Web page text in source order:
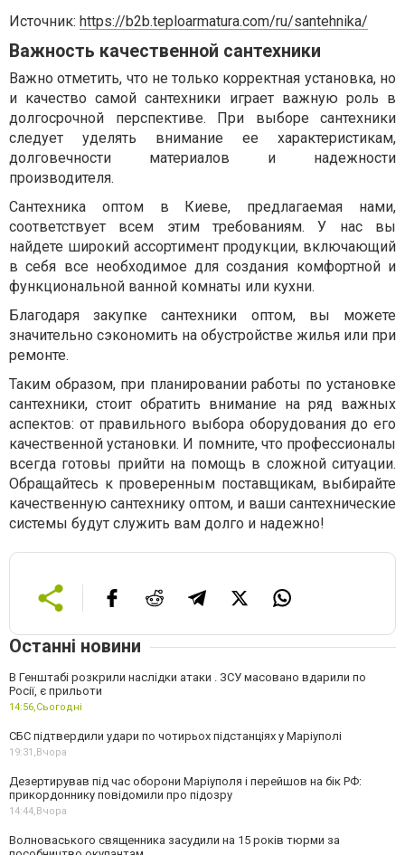
Источник: https://b2b.teploarmatura.com/ru/santehnika/
Важность качественной сантехники
Важно отметить, что не только корректная установка, но
и качество самой сантехники играет важную роль в
долгосрочной перспективе. При выборе сантехники
следует уделять внимание ее характеристикам,
долговечности материалов и надежности
производителя.
Сантехника оптом в Киеве, предлагаемая нами,
соответствует всем этим требованиям. У нас вы
найдете широкий ассортимент продукции, включающий
в себя все необходимое для создания комфортной и
функциональной ванной комнаты или кухни.
Благодаря закупке сантехники оптом, вы можете
значительно сэкономить на обустройстве жилья или при
ремонте.
Таким образом, при планировании работы по установке
сантехники, стоит обратить внимание на ряд важных
аспектов: от правильного выбора оборудования до его
качественной установки. И помните, что профессионалы
всегда готовы прийти на помощь в сложной ситуации.
Обращайтесь к проверенным поставщикам, выбирайте
качественную сантехнику оптом, и ваши сантехнические
системы будут служить вам долго и надежно!
Останні новини
В Генштабі розкрили наслідки атаки . ЗСУ масовано вдарили по
Росії, є прильоти
14:56,Сьогодні
СБС підтвердили удари по чотирьох підстанціях у Маріуполі
19:31,Вчора
Дезертирував під час оборони Маріуполя і перейшов на бік РФ:
прикордоннику повідомили про підозру
14:44,Вчора
Волноваського священника засудили на 15 років тюрми за